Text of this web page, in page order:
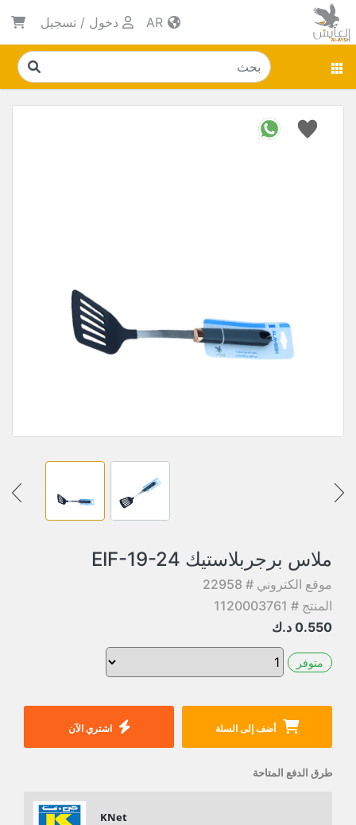
دخول / تسجيل
ملاس برجربلاستيك EIF-19-24
موقع الكتروني # 22958
المنتج # 1120003761
0.550 د.ك
متوفر
أضف إلى السلة اشتري الآن
طرق الدفع المتاحة
KNet